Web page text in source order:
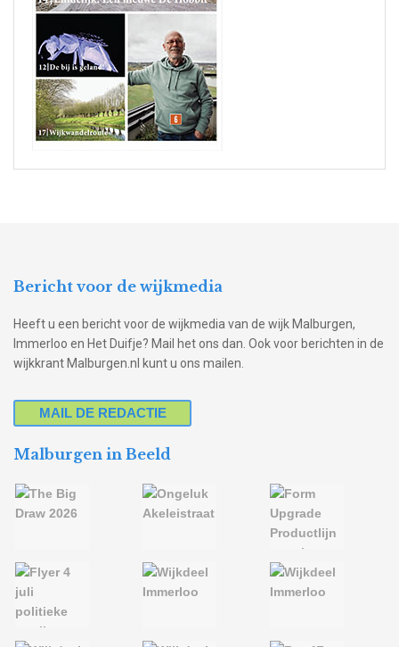
Bericht voor de wijkmedia
Heeft u een bericht voor de wijkmedia van de wijk Malburgen,
Immerloo en Het Duifje? Mail het ons dan. Ook voor berichten in de
wijkkrant Malburgen.nl kunt u ons mailen.
MAIL DE REDACTIE
Malburgen in Beeld